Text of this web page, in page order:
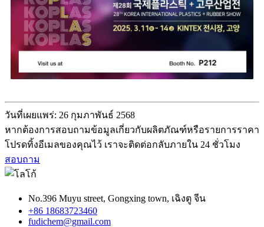
วันที่เผยแพร่: 26 กุมภาพันธ์ 2568
หากต้องการสอบถามข้อมูลเกี่ยวกับผลิตภัณฑ์หรือรายการราคา
โปรดทิ้งอีเมลของคุณไว้ เราจะติดต่อกลับภายใน 24 ชั่วโมง
สอบถาม
No.396 Muyu street, Gongxing town, เฉิงตู จีน
+86 18683723460
fudichem@gmail.com